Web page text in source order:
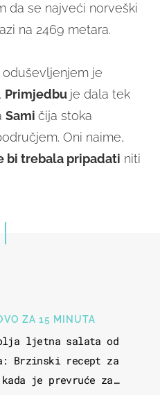
da se najveći norveški
na 2469 metara.
oduševljenjem je
Primjedbu je dala tek
Sami čija stoka
Oni naime,
bi trebala pripadati niti
ZA 15 MINUTA
ljetna salata od
Brzinski recept za
kada je prevruće za